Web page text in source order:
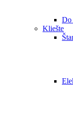
Do
Kliešte